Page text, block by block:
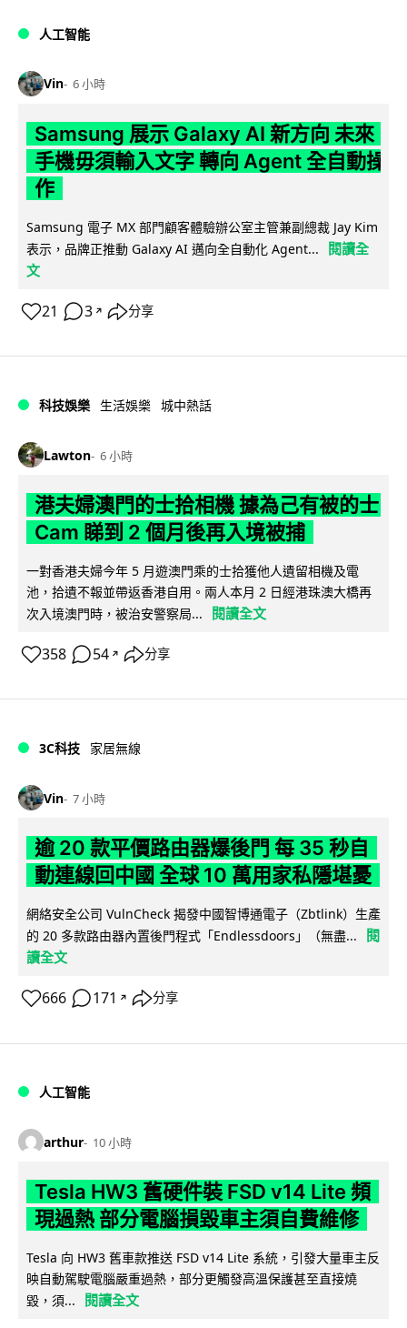
人工智能
Vin 6 小時
Samsung 展示 Galaxy AI 新方向 未來
手機毋須輸入文字 轉向 Agent 全自動操
作
Samsung 電子 MX 部門顧客體驗辦公室主管兼副總裁 Jay Kim
表示，品牌正推動 Galaxy AI 邁向全自動化 Agent...
閱讀全
文
21 3 ↗ 分享
科技娛樂 生活娛樂 城中熱話
Lawton 6 小時
港夫婦澳門的士拾相機 據為己有被的士
Cam 睇到 2 個月後再入境被捕
一對香港夫婦今年 5 月遊澳門乘的士拾獲他人遺留相機及電
池，拾遺不報並帶返香港自用。兩人本月 2 日經港珠澳大橋再
次入境澳門時，被治安警察局...
閱讀全文
358 54 ↗ 分享
3C科技 家居無線
Vin 7 小時
逾 20 款平價路由器爆後門 每 35 秒自
動連線回中國 全球 10 萬用家私隱堪憂
網絡安全公司 VulnCheck 揭發中國智博通電子（Zbtlink）生產
的 20 多款路由器內置後門程式「Endlessdoors」（無盡...
閱
讀全文
666 171 ↗ 分享
人工智能
arthur 10 小時
Tesla HW3 舊硬件裝 FSD v14 Lite 頻
現過熱 部分電腦損毀車主須自費維修
Tesla 向 HW3 舊車款推送 FSD v14 Lite 系統，引發大量車主反
映自動駕駛電腦嚴重過熱，部分更觸發高溫保護甚至直接燒
毀，須...
閱讀全文